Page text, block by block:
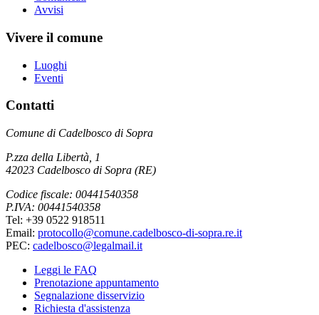
Avvisi
Vivere il comune
Luoghi
Eventi
Contatti
Comune di Cadelbosco di Sopra
P.zza della Libertà, 1
42023 Cadelbosco di Sopra (RE)
Codice fiscale: 00441540358
P.IVA: 00441540358
Tel: +39 0522 918511
Email: protocollo@comune.cadelbosco-di-sopra.re.it
PEC: cadelbosco@legalmail.it
Leggi le FAQ
Prenotazione appuntamento
Segnalazione disservizio
Richiesta d'assistenza